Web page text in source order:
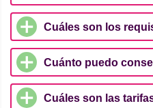
Cuáles son los
Cuánto puedo
Cuáles son las